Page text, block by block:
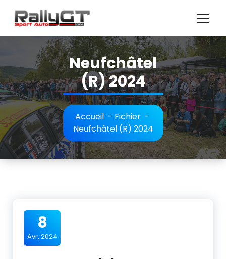
contenu
Neufchâtel
(R) 2024
Accueil- Fichier-
Neufchâtel (R) 2024
8
Avr, 2024